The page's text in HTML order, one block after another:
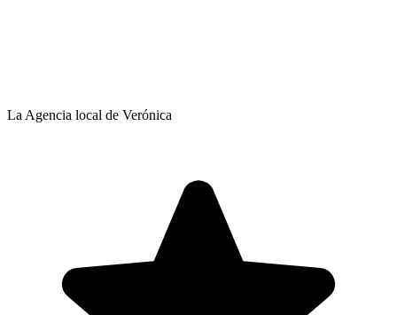
La Agencia local de Verónica